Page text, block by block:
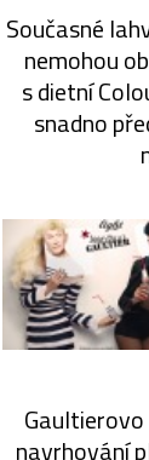
Současné
nemohou
s dietní
snadno
navrhování